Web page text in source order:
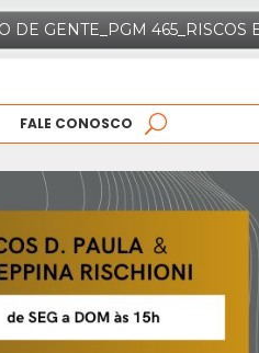
FALE CONOSCO